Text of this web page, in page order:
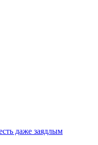
даже заядлым